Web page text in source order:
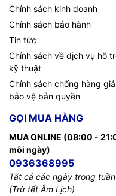
Chính sách kinh doanh
Chính sách bảo hành
Tin tức
Chính sách về dịch vụ hỗ
kỹ thuật
Chính sách chống hàng
bảo vệ bản quyền
GỌI MUA HÀNG
MUA ONLINE (08:00 -
mỗi ngày)
0936368995
Tất cả các ngày trong tuần
(Trừ tết Âm Lịch)